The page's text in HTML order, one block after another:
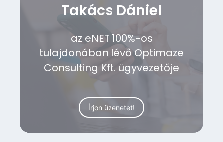
Takács Dániel
az eNET 100%-os
tulajdonában lévő Optimaze
Consulting Kft. ügyvezetője
Írjon üzenetet!